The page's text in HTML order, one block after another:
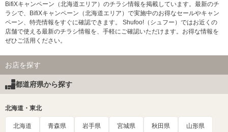
BifiXキャンペーン（北海道エリア）のチラシ情報を掲載しています。最新のチ
ラシで、BifiXキャンペーン（北海道エリア）で実施中のお得なセールやキャン
ペーン、特売情報をすぐに確認できます。 Shufoo!（シュフー）ではお近くの
店舗で使える最新のチラシ情報を、手軽にご確認いただけます。お得な情報を
ぜひご活用ください。
お店を探す
都道府県から探す
北海道・東北
北海道 青森県 岩手県 宮城県 秋田県 山形県